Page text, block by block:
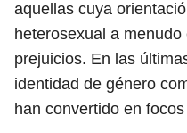
aquellas cuya
heterosexual a
prejuicios. En las
identidad de género
han convertido en